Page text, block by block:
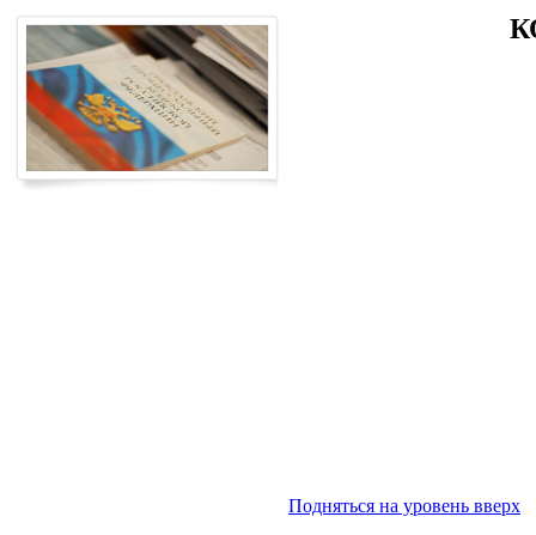
Подняться на уровень вверх